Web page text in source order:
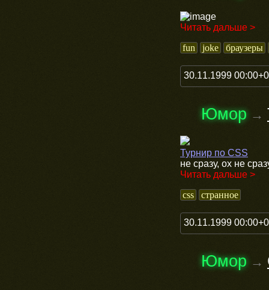
Читать дальше >
fun
joke браузеры
30.11.1999
Юмор →
Турнир по CSS
не сразу, ох не
Читать дальше >
css
странное
30.11.1999
Юмор →